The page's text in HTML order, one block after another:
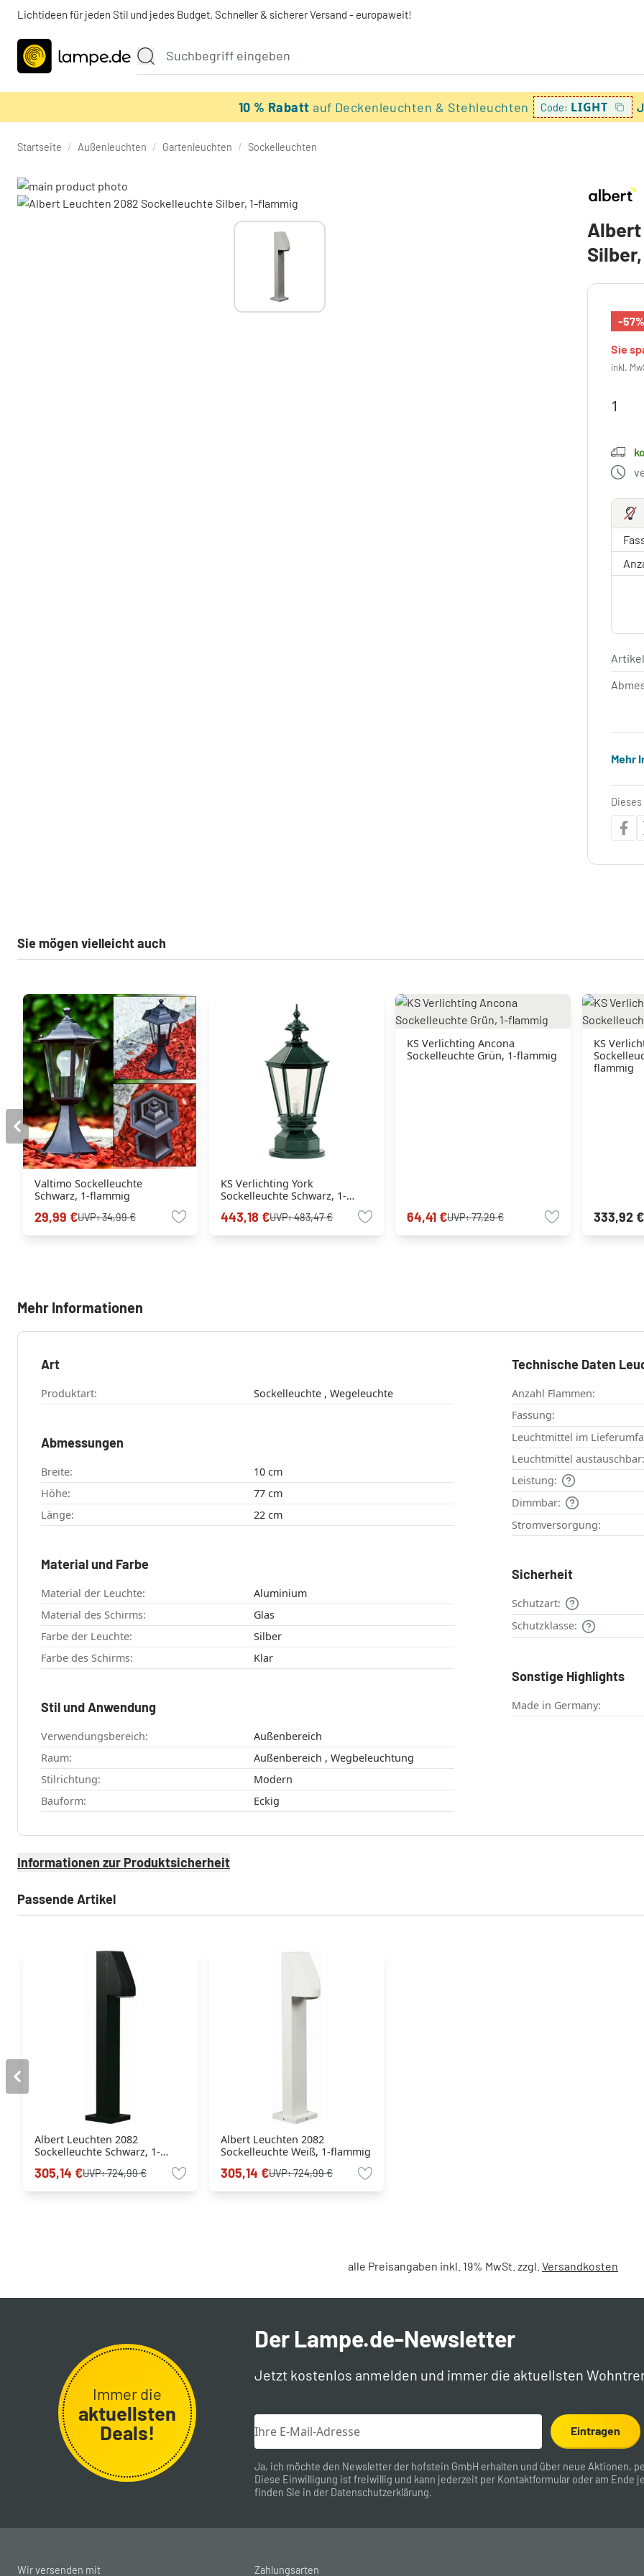
Lichtideen für jeden Stil und jedes Budget. Schneller & sicherer Versand - europaweit!
10 % Rabattauf Deckenleuchten & Stehleuchten Code: LIGHT
Startseite / Außenleuchten / Gartenleuchten / Sockelleuchten
-
Sie
inkl.
Mehr
Sie mögen vielleicht auch
Valtimo Sockelleuchte
Schwarz, 1-flammig
29,99 €UVP:34,99 €
KS Verlichting York
Sockelleuchte Schwarz, 1-
443,18 €UVP:483,47 €
KS Verlichting Ancona
Sockelleuchte Grün, 1-flammig
64,41 €UVP:77,29 €
KS
flammig
333,92 €
Mehr Informationen
Art
Produktart: Sockelleuchte , Wegeleuchte
Abmessungen
Breite:
10 cm
Höhe:
77 cm
Länge:
22 cm
Material und Farbe
Material der Leuchte:
Aluminium
Material des Schirms:
Glas
Farbe der Leuchte:
Silber
Farbe des Schirms:
Klar
Stil und Anwendung
Verwendungsbereich:
Außenbereich
Raum:
Außenbereich , Wegbeleuchtung
Stilrichtung:
Modern
Bauform:
Eckig
Technische Daten
Anzahl Flammen:
Fassung:
Leuchtmittel im
Leuchtmittel austauschbar:
Leistung:
Dimmbar:
Stromversorgung:
Sicherheit
Schutzart:
Schutzklasse:
Sonstige Highlights
Made in Germany:
Informationen zur Produktsicherheit
Passende Artikel
Albert Leuchten 2082
Sockelleuchte Schwarz, 1-
305,14 €UVP:724,99 €
Albert Leuchten 2082
Sockelleuchte Weiß, 1-flammig
305,14 €UVP:724,99 €
alle Preisangaben inkl. 19% MwSt. zzgl. Versandkosten
Immer die
aktuellsten
Deals!
Der Lampe.de-Newsletter
Jetzt kostenlos anmelden und immer die aktuellsten
Eintragen
Ja, ich möchte den Newsletter der hofstein GmbH erhalten und über neue Aktionen,
Diese Einwilligung ist freiwillig und kann jederzeit per Kontaktformular oder am Ende
finden Sie in der Datenschutzerklärung.
Wir versenden mit Zahlungsarten